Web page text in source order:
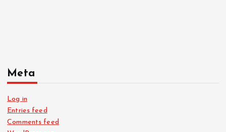
Meta
Log in
Entries feed
Comments feed